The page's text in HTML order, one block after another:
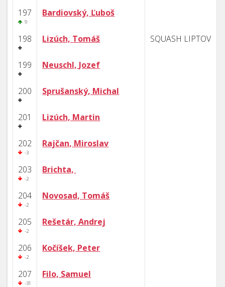
197
9
Bardiovský, Ľuboš
198 Lizúch, Tomáš SQUASH LIPTOV
199 Neuschl, Jozef
200 Sprušanský, Michal
201 Lizúch, Martin
202
-3
Rajčan, Miroslav
203
-2
Brichta,
204
-2
Novosad, Tomáš
205
-2
Rešetár, Andrej
206
-2
Kočíšek, Peter
207
-31
Filo, Samuel